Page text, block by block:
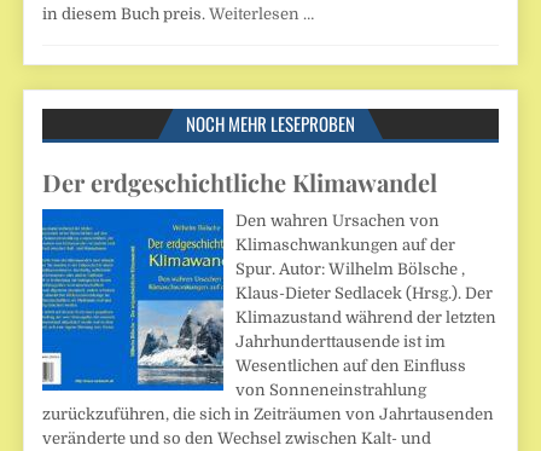
in diesem Buch preis.Weiterlesen …
NOCH MEHR LESEPROBEN
Der erdgeschichtliche Klimawandel
Den wahren Ursachen von
Klimaschwankungen auf der
Spur. Autor: Wilhelm Bölsche ,
Klaus-Dieter Sedlacek (Hrsg.). Der
Klimazustand während der letzten
Jahrhunderttausende ist im
Wesentlichen auf den Einfluss
von Sonneneinstrahlung
zurückzuführen, die sich in Zeiträumen von Jahrtausenden
veränderte und so den Wechsel zwischen Kalt- und